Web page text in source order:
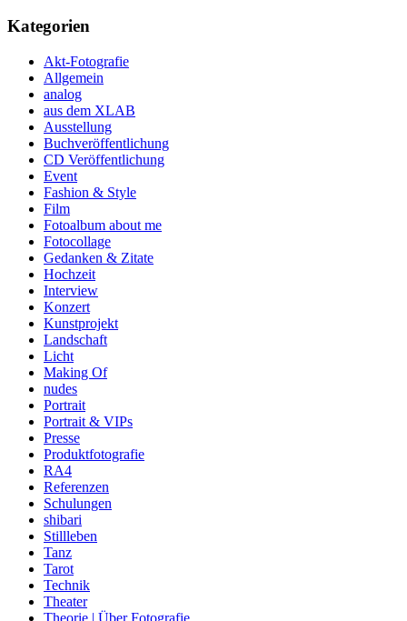
Kategorien
Akt-Fotografie
Allgemein
analog
aus dem XLAB
Ausstellung
Buchveröffentlichung
CD Veröffentlichung
Event
Fashion & Style
Film
Fotoalbum about me
Fotocollage
Gedanken & Zitate
Hochzeit
Interview
Konzert
Kunstprojekt
Landschaft
Licht
Making Of
nudes
Portrait
Portrait & VIPs
Presse
Produktfotografie
RA4
Referenzen
Schulungen
shibari
Stillleben
Tanz
Tarot
Technik
Theater